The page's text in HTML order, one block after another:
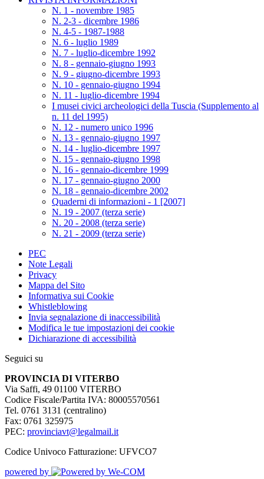
N. 1 - novembre 1985
N. 2-3 - dicembre 1986
N. 4-5 - 1987-1988
N. 6 - luglio 1989
N. 7 - luglio-dicembre 1992
N. 8 - gennaio-giugno 1993
N. 9 - giugno-dicembre 1993
N. 10 - gennaio-giugno 1994
N. 11 - luglio-dicembre 1994
I musei civici archeologici della Tuscia (Supplemento al
n. 11 del 1995)
N. 12 - numero unico 1996
N. 13 - gennaio-giugno 1997
N. 14 - luglio-dicembre 1997
N. 15 - gennaio-giugno 1998
N. 16 - gennaio-dicembre 1999
N. 17 - gennaio-giugno 2000
N. 18 - gennaio-dicembre 2002
Quaderni di informazioni - 1 [2007]
N. 19 - 2007 (terza serie)
N. 20 - 2008 (terza serie)
N. 21 - 2009 (terza serie)
PEC
Note Legali
Privacy
Mappa del Sito
Informativa sui Cookie
Whistleblowing
Invia segnalazione di inaccessibilità
Modifica le tue impostazioni dei cookie
Dichiarazione di accessibilità
Seguici su
PROVINCIA DI VITERBO
Via Saffi, 49 01100 VITERBO
Codice Fiscale/Partita IVA: 80005570561
Tel. 0761 3131 (centralino)
Fax: 0761 325975
PEC: provinciavt@legalmail.it
Codice Univoco Fatturazione: UFVCO7
powered by